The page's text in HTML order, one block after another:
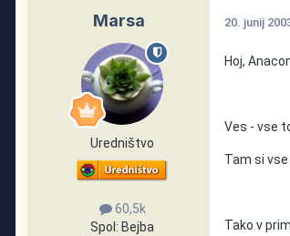
Marsa
Uredništvo
60,5k
Spol: Bejba
20. junij
Hoj,
Ves - vse
Tam si
Tako v